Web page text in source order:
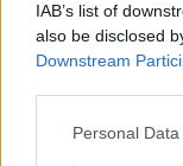
IAB’s list of
also be disclosed
Downstream
Please note that
Personal